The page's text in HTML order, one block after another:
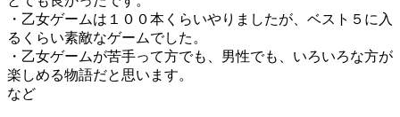
・乙女ゲームは１００本くらいやりましたが、ベスト５に入
るくらい素敵なゲームでした。
・乙女ゲームが苦手って方でも、男性でも、いろいろな方が
楽しめる物語だと思います。
など